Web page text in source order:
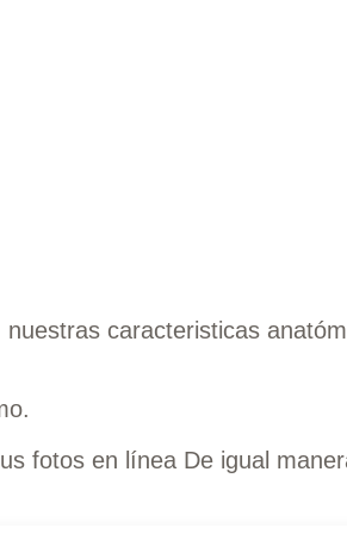
caracteristicas
fotos en línea De igual